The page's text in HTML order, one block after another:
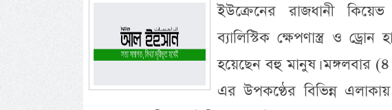
ইউক্রেনের রাজধানী
ব্যালিস্টিক ক্ষেপণাস্ত্র ও
হয়েছেন বহু মানুষ। মঙ্গলবার
এর উপকণ্ঠের বিভিন্ন